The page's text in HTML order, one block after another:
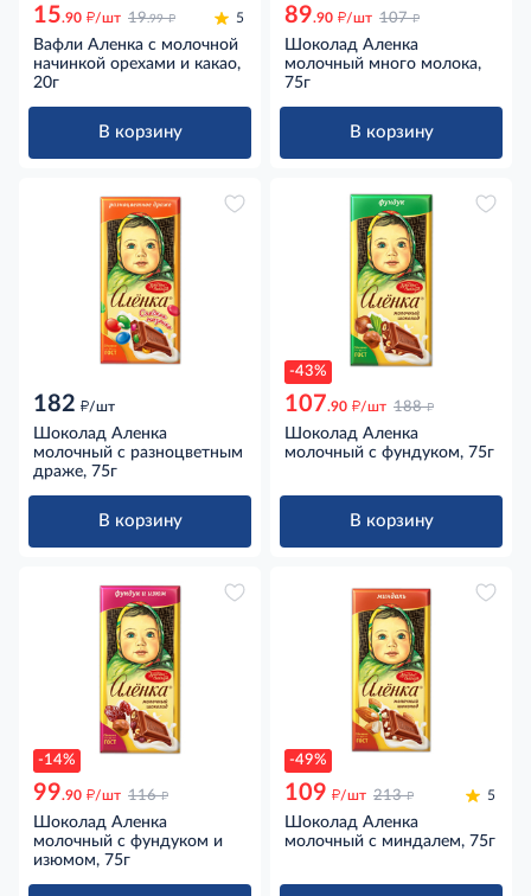
15.90 д/шт 19.99 д 5
Вафли Аленка с молочной
начинкой орехами и какао,
20г
В корзину
89.90 д/шт 107 д
Шоколад Аленка
молочный много молока,
75г
В корзину
182 д/шт
Шоколад Аленка
молочный с разноцветным
драже, 75г
В корзину
-43%
107.90 д/шт 188 д
Шоколад Аленка
молочный с фундуком, 75г
В корзину
-14%
99.90 д/шт 116 д
Шоколад Аленка
молочный с фундуком и
изюмом, 75г
-49%
109 д/шт 213 д 5
Шоколад Аленка
молочный с миндалем, 75г